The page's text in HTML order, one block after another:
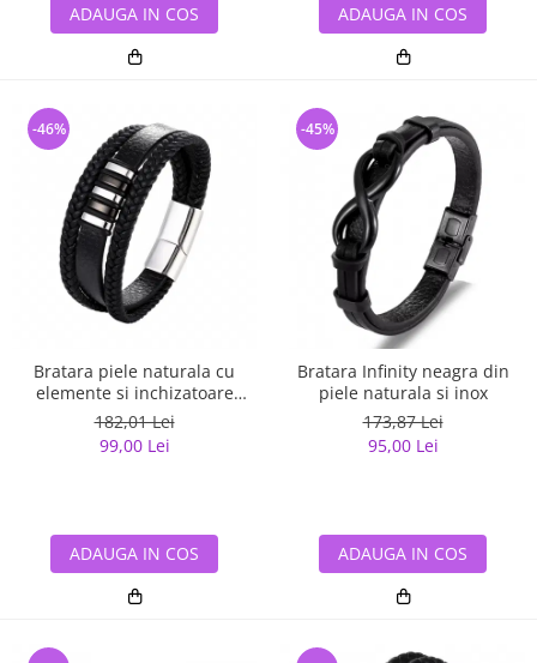
ADAUGA IN COS ADAUGA IN COS
Bratara piele naturala cu
elemente si inchizatoare
argintii din inox
182,01 Lei
99,00 Lei
-46%
ADAUGA IN COS
Bratara Infinity neagra din
piele naturala si inox
173,87 Lei
95,00 Lei
-45%
ADAUGA IN COS